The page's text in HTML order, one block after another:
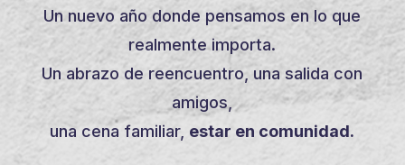
Un nuevo año donde pensamos en lo que
realmente importa.
Un abrazo de reencuentro, una salida con
amigos,
una cena familiar, estar en comunidad.